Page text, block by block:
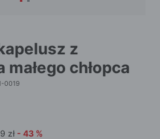
chłopca
0019
zł - 43 %